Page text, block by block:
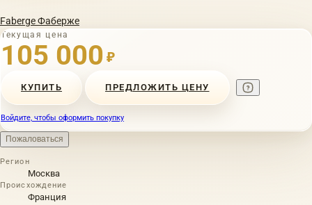
Faberge Фаберже
Текущая цена
105 000 ₽
КУПИТЬ ПРЕДЛОЖИТЬ ЦЕНУ
Войдите, чтобы оформить покупку
Пожаловаться
Регион
Москва
Происхождение
Франция